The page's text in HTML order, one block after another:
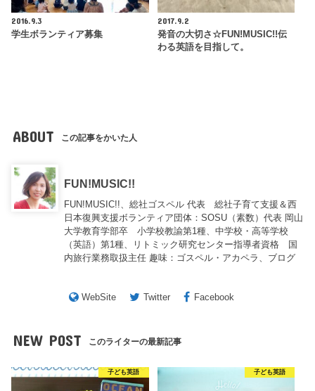
2016.9.3
学生ボランティア募集
2017.9.2
発音の大切さ☆FUN!MUSIC!!伝
わる英語を目指して。
ABOUT この記事をかいた人
FUN!MUSIC!!
FUN!MUSIC!!、総社ゴスペル 代表 総社子育て支援＆西
日本復興支援ボランティア団体：SOSU（素数）代表 岡山
大学教育学部卒 小学校教諭第1種、中学校・高等学校
（英語）第1種、リトミック研究センター指導者資格 国
内旅行業務取扱主任 趣味：ゴスペル・アカペラ、ブログ
WebSite Twitter Facebook
NEW POST このライターの最新記事
子ども英語 子ども英語